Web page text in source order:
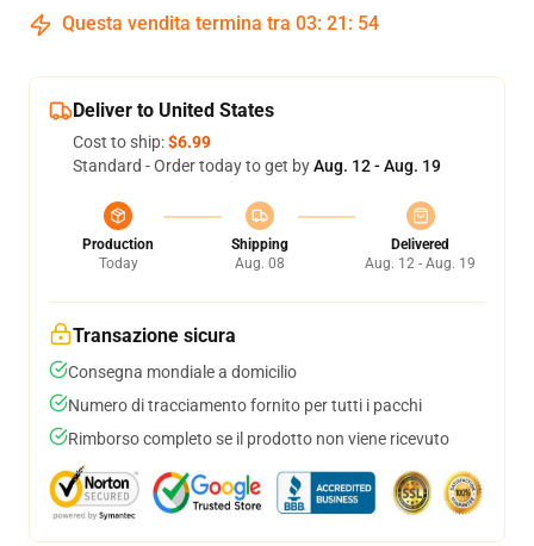
Questa vendita termina tra 03: 21 : 54
Deliver to United States
Cost to ship:$6.99
Standard - Order today to get byAug. 12 - Aug. 19
Production
Today
Shipping
Aug. 08
Delivered
Aug. 12 - Aug. 19
Transazione sicura
Consegna mondiale a domicilio
Numero di tracciamento fornito per tutti i pacchi
Rimborso completo se il prodotto non viene ricevuto